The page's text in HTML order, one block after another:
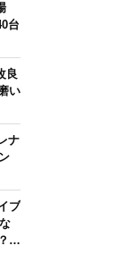
台
良
い
ナ
ブ